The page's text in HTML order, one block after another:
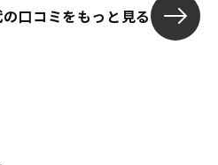
口コミをもっと見る